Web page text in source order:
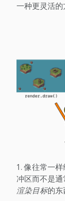
一种更灵活的
像往常一
冲区而不是
渲染目标的东